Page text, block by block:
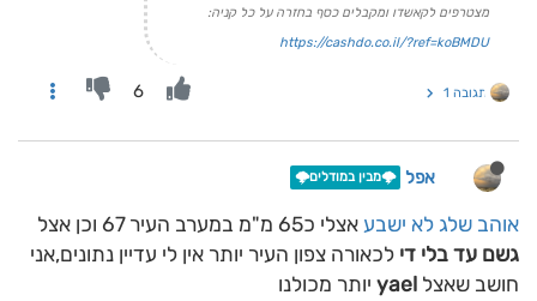
מצטרפים לקאשדו ומקבלים כסף בחזרה על כל קניה:
https://cashdo.co.il/?ref=koBMDU
תגובה 1 6
אפל 🌩️מבין במודלים🌩️
אוהב שלג לא ישבע אצלי כ65 מ"מ במערב העיר 67 וכן אצל
גשם עד בלי די לכאורה צפון העיר יותר אין לי עדיין נתונים,אני
חושב שאצל yael יותר מכולנו